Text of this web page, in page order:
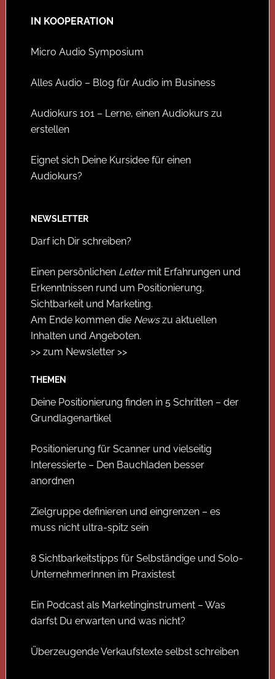
IN KOOPERATION
Micro Audio Symposium
Alles Audio – Blog für Audio im Business
Audiokurs 101 – Lerne, einen Audiokurs zu
erstellen
Eignet sich Deine Kursidee für einen
Audiokurs?
NEWSLETTER
Darf ich Dir schreiben?
Einen persönlichen Lettermit Erfahrungen und
Erkenntnissen rund um Positionierung,
Sichtbarkeit und Marketing.
Am Ende kommen die Newszu aktuellen
Inhalten und Angeboten.
>> zum Newsletter >>
THEMEN
Deine Positionierung finden in 5 Schritten – der
Grundlagenartikel
Positionierung für Scanner und vielseitig
Interessierte – Den Bauchladen besser
anordnen
Zielgruppe definieren und eingrenzen – es
muss nicht ultra-spitz sein
8 Sichtbarkeitstipps für Selbständige und Solo-
UnternehmerInnen im Praxistest
Ein Podcast als Marketinginstrument – Was
darfst Du erwarten und was nicht?
Überzeugende Verkaufstexte selbst schreiben